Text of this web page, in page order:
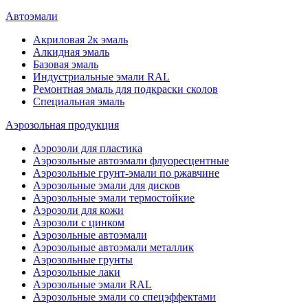
Автоэмали
Акриловая 2к эмаль
Алкидная эмаль
Базовая эмаль
Индустриальные эмали RAL
Ремонтная эмаль для подкраски сколов
Специальная эмаль
Аэрозольная продукция
Аэрозоли для пластика
Аэрозольные автоэмали флуоресцентные
Аэрозольные грунт-эмали по ржавчине
Аэрозольные эмали для дисков
Аэрозольные эмали термостойкие
Аэрозоли для кожи
Аэрозоли с цинком
Аэрозольные автоэмали
Аэрозольные автоэмали металлик
Аэрозольные грунты
Аэрозольные лаки
Аэрозольные эмали RAL
Аэрозольные эмали со спецэффектами